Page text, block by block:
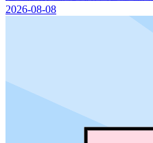
2026-08-08